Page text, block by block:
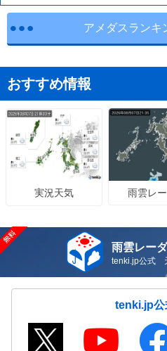
アメダスランキ
おすすめ情報
実況天気 雨雲レ
雨雲レー
tenki.jp公式
tenki.jp公